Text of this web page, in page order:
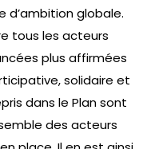
globale.
tous les acteurs
plus affirmées
solidaire et
dans le Plan sont
des acteurs